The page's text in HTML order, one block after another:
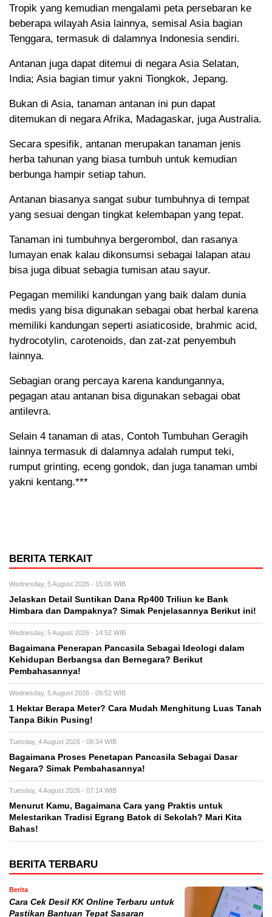
Tropik yang kemudian mengalami peta persebaran ke
beberapa wilayah Asia lainnya, semisal Asia bagian
Tenggara, termasuk di dalamnya Indonesia sendiri.
Antanan juga dapat ditemui di negara Asia Selatan,
India; Asia bagian timur yakni Tiongkok, Jepang.
Bukan di Asia, tanaman antanan ini pun dapat
ditemukan di negara Afrika, Madagaskar, juga Australia.
Secara spesifik, antanan merupakan tanaman jenis
herba tahunan yang biasa tumbuh untuk kemudian
berbunga hampir setiap tahun.
Antanan biasanya sangat subur tumbuhnya di tempat
yang sesuai dengan tingkat kelembapan yang tepat.
Tanaman ini tumbuhnya bergerombol, dan rasanya
lumayan enak kalau dikonsumsi sebagai lalapan atau
bisa juga dibuat sebagia tumisan atau sayur.
Pegagan memiliki kandungan yang baik dalam dunia
medis yang bisa digunakan sebagai obat herbal karena
memiliki kandungan seperti asiaticoside, brahmic acid,
hydrocotylin, carotenoids, dan zat-zat penyembuh
lainnya.
Sebagian orang percaya karena kandungannya,
pegagan atau antanan bisa digunakan sebagai obat
antilevra.
Selain 4 tanaman di atas, Contoh Tumbuhan Geragih
lainnya termasuk di dalamnya adalah rumput teki,
rumput grinting, eceng gondok, dan juga tanaman umbi
yakni kentang.***
BERITA TERKAIT
Wednesday, 5 August 2026 - 15:06 WIB
Jelaskan Detail Suntikan Dana Rp400 Triliun ke Bank
Himbara dan Dampaknya? Simak Penjelasannya Berikut ini!
Wednesday, 5 August 2026 - 14:52 WIB
Bagaimana Penerapan Pancasila Sebagai Ideologi dalam
Kehidupan Berbangsa dan Bernegara? Berikut
Pembahasannya!
Wednesday, 5 August 2026 - 09:52 WIB
1 Hektar Berapa Meter? Cara Mudah Menghitung Luas Tanah
Tanpa Bikin Pusing!
Tuesday, 4 August 2026 - 08:34 WIB
Bagaimana Proses Penetapan Pancasila Sebagai Dasar
Negara? Simak Pembahasannya!
Tuesday, 4 August 2026 - 07:14 WIB
Menurut Kamu, Bagaimana Cara yang Praktis untuk
Melestarikan Tradisi Egrang Batok di Sekolah? Mari Kita
Bahas!
BERITA TERBARU
Berita
Cara Cek Desil KK Online Terbaru untuk
Pastikan Bantuan Tepat Sasaran